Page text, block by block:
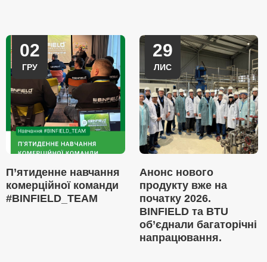
02
ГРУ
П’ятиденне навчання
комерційної команди
#BINFIELD_TEAM
29
ЛИС
Анонс нового
продукту вже на
початку 2026.
BINFIELD та BTU
об’єднали багаторічні
напрацювання.